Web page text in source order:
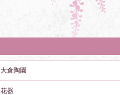
大倉陶園
花器